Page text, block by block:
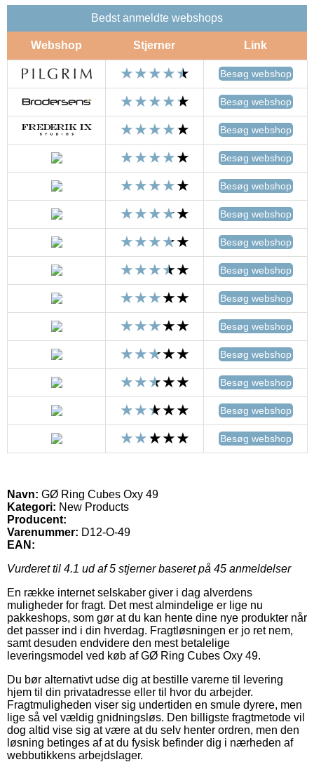
Bedst anmeldte webshops
Webshop Stjerner Link
Besøg webshop
Besøg webshop
Besøg webshop
Besøg webshop
Besøg webshop
Besøg webshop
Besøg webshop
Besøg webshop
Besøg webshop
Besøg webshop
Besøg webshop
Besøg webshop
Besøg webshop
Besøg webshop
Navn: GØ Ring Cubes Oxy 49
Kategori: New Products
Producent:
Varenummer: D12-O-49
EAN:
Vurderet til 4.1 ud af 5 stjerner baseret på 45 anmeldelser
En række internet selskaber giver i dag alverdens
muligheder for fragt. Det mest almindelige er lige nu
pakkeshops, som gør at du kan hente dine nye produkter når
det passer ind i din hverdag. Fragtløsningen er jo ret nem,
samt desuden endvidere den mest betalelige
leveringsmodel ved køb af GØ Ring Cubes Oxy 49.
Du bør alternativt udse dig at bestille varerne til levering
hjem til din privatadresse eller til hvor du arbejder.
Fragtmuligheden viser sig undertiden en smule dyrere, men
lige så vel vældig gnidningsløs. Den billigste fragtmetode vil
dog altid vise sig at være at du selv henter ordren, men den
løsning betinges af at du fysisk befinder dig i nærheden af
webbutikkens arbejdslager.